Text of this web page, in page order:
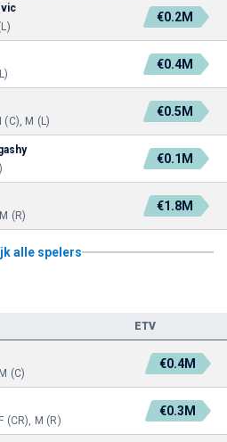
€0.2M
€0.4M
(C), M (L)
€0.5M
€0.1M
(R)
€1.8M
alle spelers
ETV
(C)
€0.4M
(CR), M (R)
€0.3M